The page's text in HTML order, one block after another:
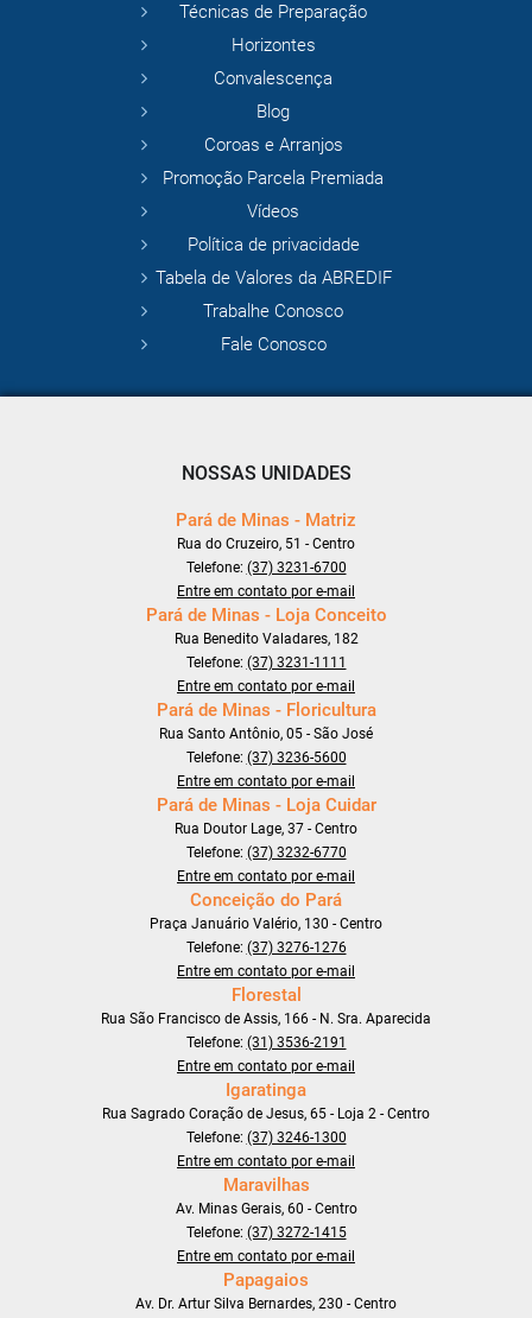
Técnicas de Preparação
Horizontes
Convalescença
Blog
Coroas e Arranjos
Promoção Parcela Premiada
Vídeos
Política de privacidade
Tabela de Valores da ABREDIF
Trabalhe Conosco
Fale Conosco
NOSSAS UNIDADES
Pará de Minas - Matriz
Rua do Cruzeiro, 51 - Centro
Telefone: (37) 3231-6700
Entre em contato por e-mail
Pará de Minas - Loja Conceito
Rua Benedito Valadares, 182
Telefone: (37) 3231-1111
Entre em contato por e-mail
Pará de Minas - Floricultura
Rua Santo Antônio, 05 - São José
Telefone: (37) 3236-5600
Entre em contato por e-mail
Pará de Minas - Loja Cuidar
Rua Doutor Lage, 37 - Centro
Telefone: (37) 3232-6770
Entre em contato por e-mail
Conceição do Pará
Praça Januário Valério, 130 - Centro
Telefone: (37) 3276-1276
Entre em contato por e-mail
Florestal
Rua São Francisco de Assis, 166 - N. Sra. Aparecida
Telefone: (31) 3536-2191
Entre em contato por e-mail
Igaratinga
Rua Sagrado Coração de Jesus, 65 - Loja 2 - Centro
Telefone: (37) 3246-1300
Entre em contato por e-mail
Maravilhas
Av. Minas Gerais, 60 - Centro
Telefone: (37) 3272-1415
Entre em contato por e-mail
Papagaios
Av. Dr. Artur Silva Bernardes, 230 - Centro